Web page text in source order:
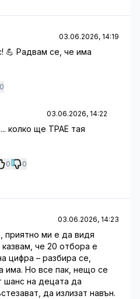
03.06.2026, 14:19
💪 Радвам се, че има
0
03.06.2026, 14:22
колко ще ТРАЕ тая
0 0
03.06.2026, 14:23
приятно ми е да видя
че 20 отбора е
цифра – разбира се,
има. Но все пак, нещо се
шанс на децата да
да излизат навън.